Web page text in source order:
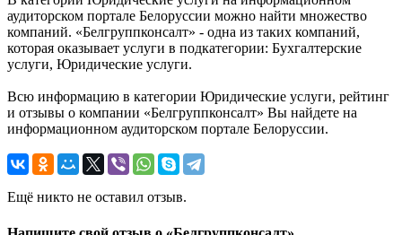
аудиторском портале Белоруссии можно найти множество
компаний. «Белгруппконсалт» - одна из таких компаний,
которая оказывает услуги в подкатегории: Бухгалтерские
услуги, Юридические услуги.
Всю информацию в категории Юридические услуги, рейтинг
и отзывы о компании «Белгруппконсалт» Вы найдете на
информационном аудиторском портале Белоруссии.
Ещё никто не оставил отзыв.